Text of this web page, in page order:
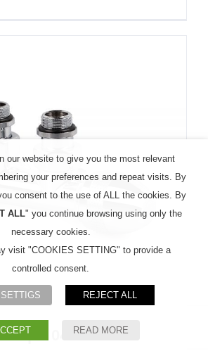
Арт. 0471
our website to give you the most relevant
your preferences and repeat visits. By
consent to the use of ALL the cookies. By
ALL" you continue browsing using only the
necessary cookies.
visit "COOKIES SETTING" to provide a
controlled consent.
REJECT ALL
READ MORE